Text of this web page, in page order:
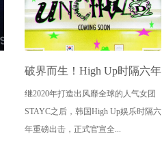
破界而生！High Up时隔六年
再出王牌 新女团UNCHILD
携"叛逆新概念"4.21震撼出
继2020年打造出风靡全球的人气女团
STAYC之后，韩国High Up娱乐时隔六
年重磅出击，正式官宣全...